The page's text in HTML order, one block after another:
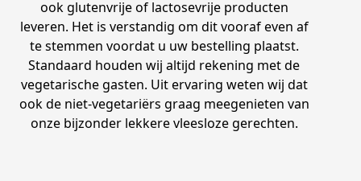
ook glutenvrije of lactosevrije producten
leveren. Het is verstandig om dit vooraf even af
te stemmen voordat u uw bestelling plaatst.
Standaard houden wij altijd rekening met de
vegetarische gasten. Uit ervaring weten wij dat
ook de niet-vegetariërs graag meegenieten van
onze bijzonder lekkere vleesloze gerechten.